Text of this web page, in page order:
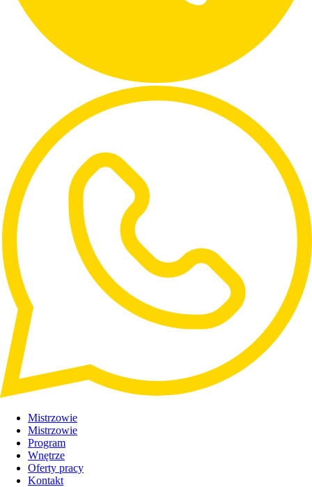
Mistrzowie
Mistrzowie
Program
Wnętrze
Oferty pracy
Kontakt